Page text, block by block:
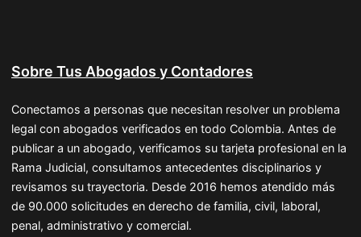
Sobre Tus Abogados y Contadores
Conectamos a personas que necesitan resolver un problema
legal con abogados verificados en todo Colombia. Antes de
publicar a un abogado, verificamos su tarjeta profesional en la
Rama Judicial, consultamos antecedentes disciplinarios y
revisamos su trayectoria. Desde 2016 hemos atendido más
de 90.000 solicitudes en derecho de familia, civil, laboral,
penal, administrativo y comercial.